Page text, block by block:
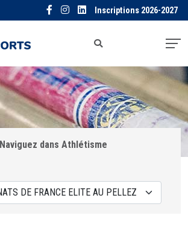
Inscriptions 2026-2027
Naviguez dans Athlétisme